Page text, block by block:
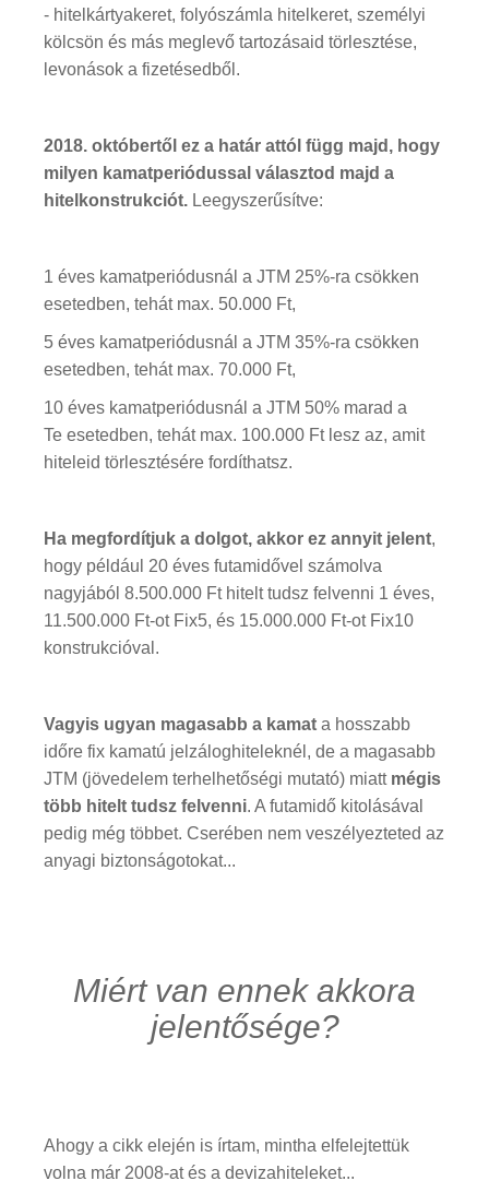
- hitelkártyakeret, folyószámla hitelkeret, személyi
kölcsön és más meglevő tartozásaid törlesztése,
levonások a fizetésedből.
2018. októbertől ez a határ attól függ majd, hogy
milyen kamatperiódussal választod majd a
hitelkonstrukciót. Leegyszerűsítve:
1 éves kamatperiódusnál a JTM 25%-ra csökken
esetedben, tehát max. 50.000 Ft,
5 éves kamatperiódusnál a JTM 35%-ra csökken
esetedben, tehát max. 70.000 Ft,
10 éves kamatperiódusnál a JTM 50% marad a
Te esetedben, tehát max. 100.000 Ft lesz az, amit
hiteleid törlesztésére fordíthatsz.
Ha megfordítjuk a dolgot, akkor ez annyit jelent,
hogy például 20 éves futamidővel számolva
nagyjából 8.500.000 Ft hitelt tudsz felvenni 1 éves,
11.500.000 Ft-ot Fix5, és 15.000.000 Ft-ot Fix10
konstrukcióval.
Vagyis ugyan magasabb a kamat a hosszabb
időre fix kamatú jelzáloghiteleknél, de a magasabb
JTM (jövedelem terhelhetőségi mutató) miatt mégis
több hitelt tudsz felvenni. A futamidő kitolásával
pedig még többet. Cserében nem veszélyezteted az
anyagi biztonságotokat...
Miért van ennek akkora
jelentősége?
Ahogy a cikk elején is írtam, mintha elfelejtettük
volna már 2008-at és a devizahiteleket...